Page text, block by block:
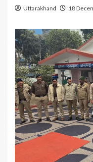
Uttarakhand 18